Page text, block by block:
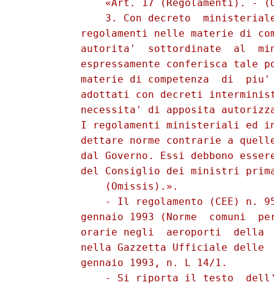
«Art. 17 (Regolamenti). -
3. Con decreto
regolamenti nelle materie di
autorita'  sottordinate  al
espressamente conferisca tale
materie di competenza  di
adottati con decreti
necessita' di apposita
I regolamenti ministeriali ed
dettare norme contrarie a
dal Governo. Essi debbono
del Consiglio dei ministri
              (Omissis).».
- Il regolamento (CEE) n.
gennaio 1993 (Norme  comuni
orarie negli  aeroporti  della
nella Gazzetta Ufficiale delle
          gennaio 1993, n. L 14/1.
- Si riporta il testo